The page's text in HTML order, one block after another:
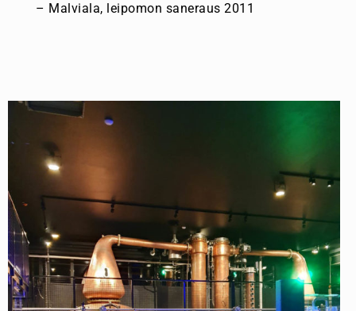
– Malviala, leipomon saneraus 2011